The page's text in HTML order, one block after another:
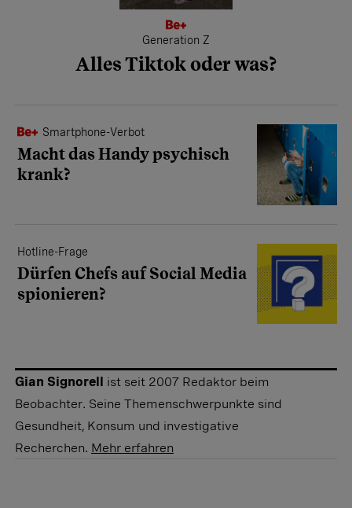
Generation Z
Alles Tiktok oder was?
Smartphone-Verbot
Macht das Handy psychisch
krank?
Hotline-Frage
Dürfen Chefs auf Social Media
spionieren?
Gian Signorell
ist seit 2007 Redaktor beim
Beobachter. Seine Themenschwerpunkte sind
Gesundheit, Konsum und investigative
Recherchen. Mehr erfahren